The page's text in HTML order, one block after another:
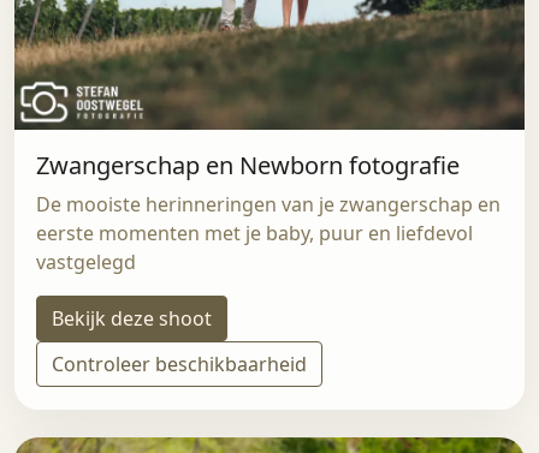
Zwangerschap en Newborn fotografie
De mooiste herinneringen van je zwangerschap en
eerste momenten met je baby, puur en liefdevol
vastgelegd
Bekijk deze shoot
Controleer beschikbaarheid